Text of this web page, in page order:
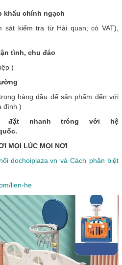
khẩu chính ngạch
kiểm tra từ Hải quan; có VAT),
tình, chu đáo
)
hàng đầu để sản phẩm đến với
đình )
nhanh tróng với hệ
MỌI LÚC MỌI NƠI
dochoiplaza.vn và Cách phân biệt
lien-he